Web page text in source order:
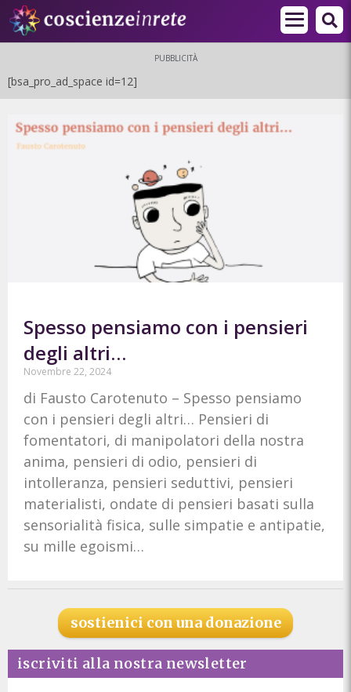
PUBBLICITÀ
[bsa_pro_ad_space id=12]
Spesso pensiamo con i pensieri
degli altri…
Novembre 22, 2024
di Fausto Carotenuto – Spesso pensiamo
con i pensieri degli altri… Pensieri di
fomentatori, di manipolatori della nostra
anima, pensieri di odio, pensieri di
intolleranza, pensieri seduttivi, pensieri
materialisti, ondate di pensieri basati sulla
sensorialità fisica, sulle simpatie e antipatie,
su mille egoismi…
sostienici con una donazione
iscriviti alla nostra newsletter